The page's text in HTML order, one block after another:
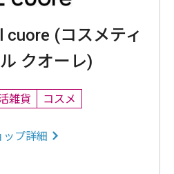
(コスメティ
クオーレ)
雑貨 コスメ
ップ詳細